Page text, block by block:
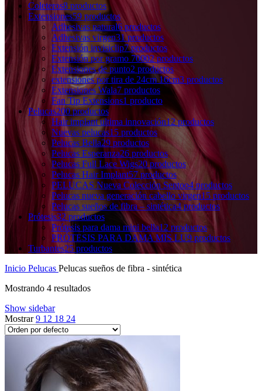
Coleteros8 productos
Extensiones59 productos
Adhesivas natural6 productos
Adhesivas virgen31 productos
Extensión invisiclip7 productos
Extensión por gramo 70002 productos
Extensiones de punto2 productos
extensiones por tira de 24cm 16cm3 productos
Extensiones Wala7 productos
Fan Tip Extensions1 producto
Pelucas200 productos
Hair implant ultima innovación12 productos
Nuevas pelucas15 productos
Pelucas Bella29 productos
Pelucas Esperanza26 productos
Pelucas Full Lace Wigs20 productos
Pelucas Hair Implant57 productos
PELUCAS Nueva Colección Sentoo4 productos
Pelucas nueva generación cabello virgen15 productos
Pelucas sueños de fibra – sintética4 productos
Prótesis32 productos
Prótesis para dama mini bella12 productos
PRÓTESIS PARA DAMA MIS LU9 productos
Turbantes25 productos
Inicio Pelucas Pelucas sueños de fibra - sintética
Mostrando 4 resultados
Show sidebar
Mostrar9 12 18 24